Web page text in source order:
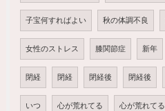
子宝何すればよい 秋の体調不良
女性のストレス 膝関節症 新年
閉経 閉経 閉経後 閉経後
いつ 心が荒れてる 心が荒れてる